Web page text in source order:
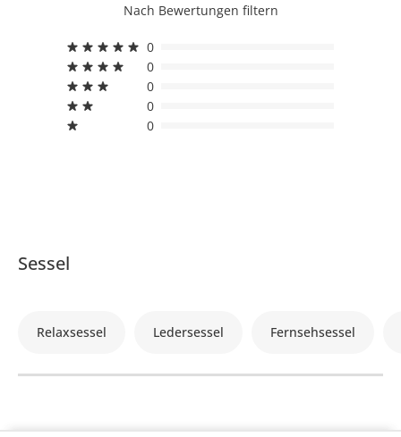
Nach Bewertungen filtern
0
0
0
0
0
Sessel
Relaxsessel Ledersessel Fernsehsessel